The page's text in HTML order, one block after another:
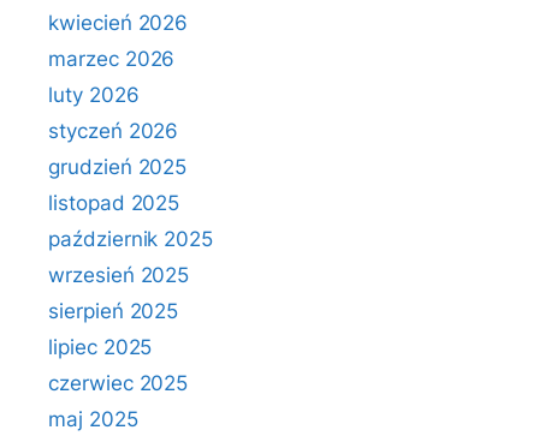
kwiecień 2026
marzec 2026
luty 2026
styczeń 2026
grudzień 2025
listopad 2025
październik 2025
wrzesień 2025
sierpień 2025
lipiec 2025
czerwiec 2025
maj 2025